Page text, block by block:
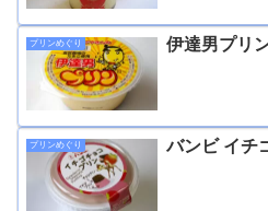
プリンめぐり 伊達男プリ
プリンめぐり バンビ イチ